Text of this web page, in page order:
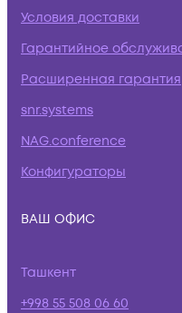
Условия доставки
Гарантийное
Расширенная гарантия
snr.systems
NAG.conference
Конфигураторы
ВАШ ОФИС
Ташкент
+998 55 508 06 60